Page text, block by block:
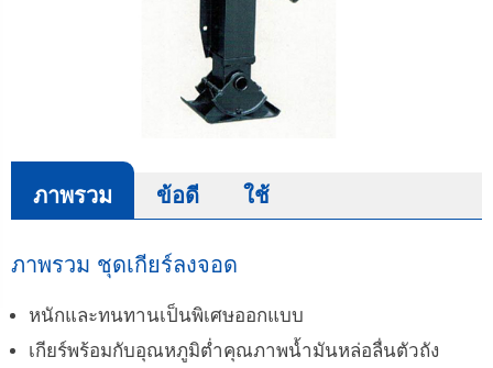
ภาพรวม ข้อดี ใช้
ภาพรวม ชุดเกียร์ลงจอด
หนักและทนทานเป็นพิเศษออกแบบ
เกียร์พร้อมกับอุณหภูมิต่ำคุณภาพน้ำมันหล่อลื่นตัวถัง